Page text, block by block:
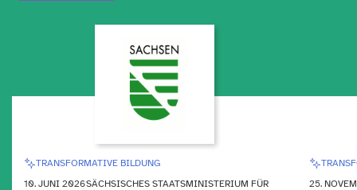
TRANSFORMATIVE BILDUNG
10. JUNI 2026SÄCHSISCHES STAATSMINISTERIUM FÜR
25.